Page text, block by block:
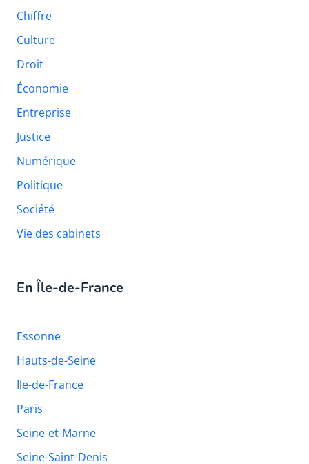
Chiffre
Culture
Droit
Économie
Entreprise
Justice
Numérique
Politique
Société
Vie des cabinets
En Île-de-France
Essonne
Hauts-de-Seine
Ile-de-France
Paris
Seine-et-Marne
Seine-Saint-Denis